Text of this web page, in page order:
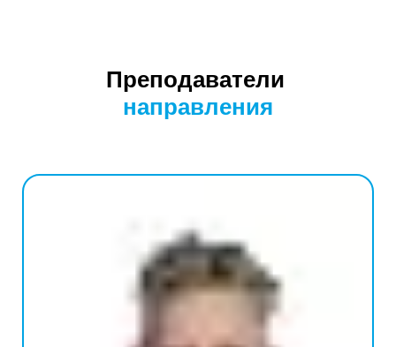
Преподаватели
направления